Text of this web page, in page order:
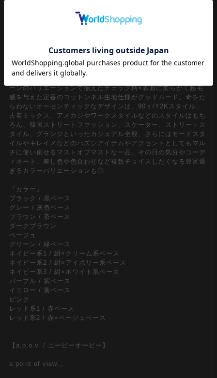
ウス。特に今期、90ｓ/Y2Kスタイル、古着ミックスなどのクラ
シックな雰囲気のトレンドからもレトロなイメージの『ネルシャ
【今】の空気感にドンピシャでメンズレディース問わずユニセッ
クスで着たい一枚。
クラシカルな空気感を奏でるどこか懐かしくも逆に今新鮮なパタ
ーンのバリエーションで揃えたチェック柄×表面に柔らかく起毛
感を与えた定番のコットンネル生地仕様がグッドムード。奇をた
らわないオーセンティックなデザインは、90ｓ/Y2Kスタイル、
古着ミックス、アメカジやワークスタイルなどのスタイルはもち
ろん、韓国ストリートファッション、スケーター、ストリートス
タイル、グランジといったカジュアル全般、さらにはモードスタ
イルやキレイメなどのハズシアイテムやアクセントとしてもマル
チに使い倒せるマストオブマストな一品。その日の気分やコーデ
ィネート、差し色や色合わせなど複数チョイスしたくなる豊富過
ぎるカラーバリエーションも◎
『カラー』
ブラック / 黒ベース
グレー / 灰色ベース
ブラウン / 茶ベース
ダークブラウン
ベージュ
グリーン / 緑ベース
ネイビー系1 / 紺×クリーム系ベース
ネイビー系2 / 紺×アイボリー系ベース
ネイビー系3 / 紺×ホワイト系ベース
パープル / 紫ベース
イエロー / 黄ベース
ピンク
レッド系1 / 赤ベース
レッド系2 / 赤×ベージュベース
【a.p.o.v. / エーピーオービー】
a point of view...